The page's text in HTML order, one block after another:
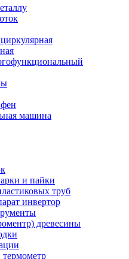
машина
и пайки
труб
инвертор
древесины